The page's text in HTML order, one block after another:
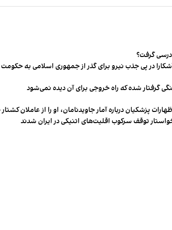
درسی گرفت؟
در پی جذب نیرو برای گذر از جمهوری اسلامی به
گرفتار شده که راه خروجی برای آن دیده نمی‌شود
پزشکیان درباره آمار جاویدنامان، او را از عاملان
توقف سرکوب اقلیت‌های اتنیکی در ایران شدند